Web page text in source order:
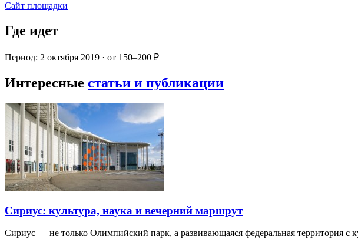
Сайт площадки
Где идет
Период: 2 октября 2019 · от 150–200 ₽
Интересные статьи и публикации
Сириус: культура, наука и вечерний маршрут
Сириус — не только Олимпийский парк, а развивающаяся федеральная территория